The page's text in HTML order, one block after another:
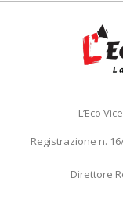
L’Eco
Registrazione n.
Direttore